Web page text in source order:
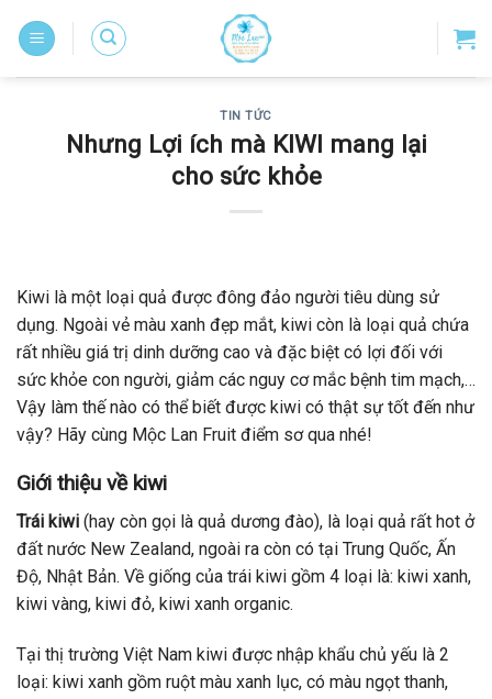
TIN TỨC
Nhưng Lợi ích mà KIWI mang lại
cho sức khỏe
Kiwi là một loại quả được đông đảo người tiêu dùng sử
dụng. Ngoài vẻ màu xanh đẹp mắt, kiwi còn là loại quả chứa
rất nhiều giá trị dinh dưỡng cao và đặc biệt có lợi đối với
sức khỏe con người, giảm các nguy cơ mắc bệnh tim mạch,…
Vậy làm thế nào có thể biết được kiwi có thật sự tốt đến như
vậy? Hãy cùng Mộc Lan Fruit điểm sơ qua nhé!
Giới thiệu về kiwi
Trái kiwi (hay còn gọi là quả dương đào), là loại quả rất hot ở
đất nước New Zealand, ngoài ra còn có tại Trung Quốc, Ấn
Độ, Nhật Bản. Về giống của trái kiwi gồm 4 loại là: kiwi xanh,
kiwi vàng, kiwi đỏ, kiwi xanh organic.
Tại thị trường Việt Nam kiwi được nhập khẩu chủ yếu là 2
loại: kiwi xanh gồm ruột màu xanh lục, có màu ngọt thanh,